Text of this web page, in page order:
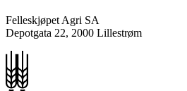
Felleskjøpet Agri SA
Depotgata 22, 2000 Lillestrøm